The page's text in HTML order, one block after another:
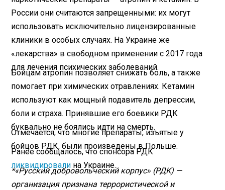
России они считаются запрещенными: их могут
использовать исключительно лицензированные
клиники в особых случаях. На Украине же
«лекарства» в свободном применении с 2017 года
для лечения психических заболеваний.
Бойцам атропин позволяет снижать боль, а также
помогает при химических отравлениях. Кетамин
используют как мощный подавитель депрессии,
боли и страха. Принявшие его боевики РДК
буквально не боялись идти на смерть.
Отмечается, что многие препараты, изъятые у
бойцов РДК, были произведены в Польше.
Ранее сообщалось, что спонсора РДК
ликвидировали на Украине.
*«Русский добровольческий корпус» (РДК) —
организация признана террористической и